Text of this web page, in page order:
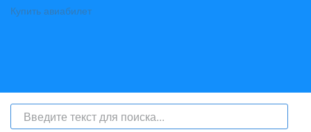
Купить авиабилет